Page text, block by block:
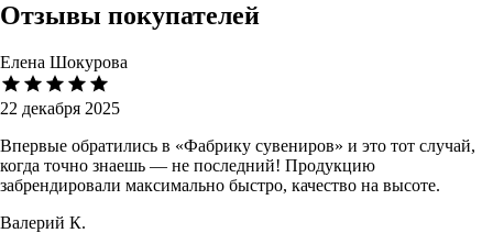
Отзывы покупателей
Елена Шокурова
22 декабря 2025
Впервые обратились в «Фабрику сувениров» и это тот случай,
когда точно знаешь — не последний! Продукцию
забрендировали максимально быстро, качество на высоте.
Валерий К.